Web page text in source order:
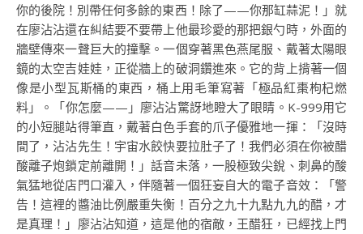
你的後院！別帶任何多餘的東西！除了——你那缸蒜泥！」就
在廖沾沾還在糾結要不要帶上他最珍愛的那把銀勺時，外面的
牆壁傳來一聲巨大的撞擊。一個穿著黑色燕尾服、戴著太陽眼
鏡的太空吉娃娃，正從牆上的破洞鑽進來。它的背上揹著一個
像是小型瓦斯桶的東西，桶上用毛筆寫著「極品紅棗枸杞燃
料」。「你怎麼——」廖沾沾驚訝地瞪大了眼睛。K-999用它
的小短腿站得筆直，戴著白色手套的爪子優雅地一揮：「沒時
間了，沾沾先生！宇宙水餃快要拉肚子了！我們必須在你被醋
酸離子炮鎖定前離開！」話音未落，一股極致尖銳、刺鼻的酸
氣猛地從店門口灌入，伴隨著一個狂妄自大的電子音效：「警
告！這裡的醬油比例嚴重失衡！百分之九十九點九九的醋，才
是真理！」廖沾沾知道，這是他的宿敵，王醋狂，已經找上門